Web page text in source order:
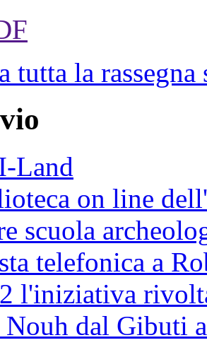
tutta la rassegna
Land
on line
scuola
telefonica a
l'iniziativa
dal Gibuti